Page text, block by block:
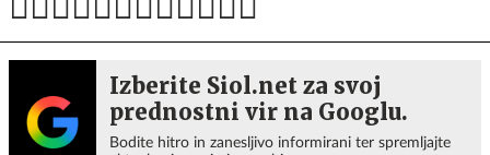
Izberite Siol.net za svoj
prednostni vir na Googlu.
Bodite hitro in zanesljivo informirani ter spremljajte